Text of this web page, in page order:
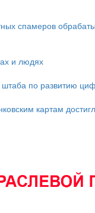
спамеров
и людях
штаба по развитию
картам